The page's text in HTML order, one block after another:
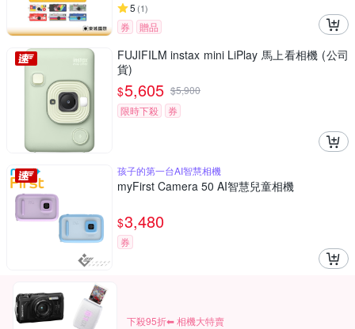
5 (1)
券 贈品
FUJIFILM instax mini LiPlay 馬上看相機 (公司
貨)
$5,605 $5,900
限時下殺
券
孩子的第一台AI智慧相機
myFirst Camera 50 AI智慧兒童相機
$3,480
券
下殺95折⬅︎ 相機大特賣